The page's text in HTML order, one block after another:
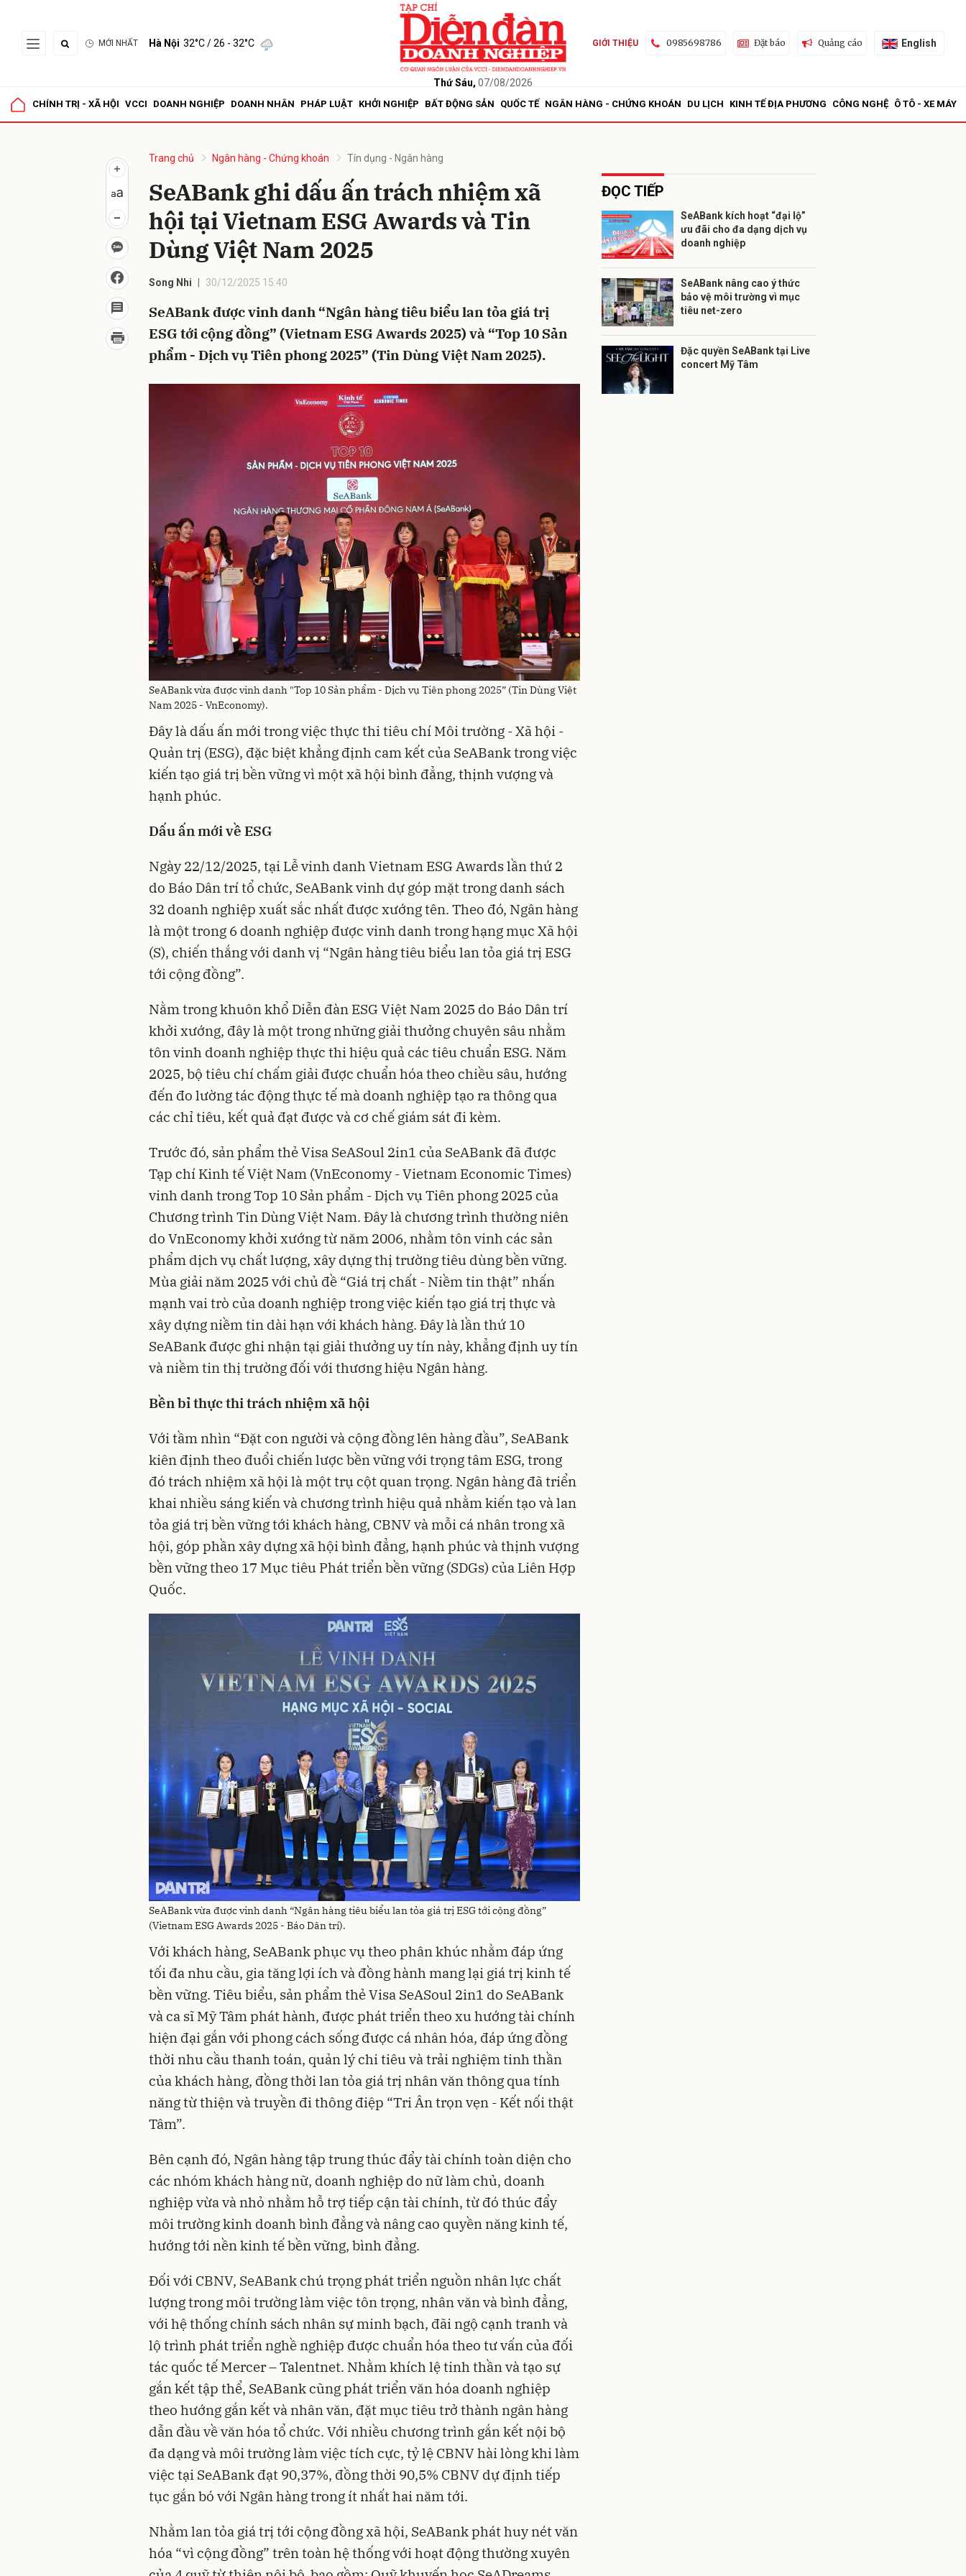
MỚI NHẤT Hà Nội 32°C/ 26 - 32°C
Thứ Sáu, 07/08/2026
GIỚI THIỆU 0985698786 Đặt báo Quảng cáo English
CHÍNH TRỊ - XÃ HỘI VCCI DOANH NGHIỆP DOANH NHÂN PHÁP LUẬT KHỞI NGHIỆP BẤT ĐỘNG SẢN QUỐC TẾ NGÂN HÀNG - CHỨNG KHOÁN DU LỊCH KINH TẾ ĐỊA PHƯƠNG CÔNG NGHỆ Ô TÔ - XE MÁY
Trang chủ Ngân hàng - Chứng khoán Tín dụng - Ngân hàng
SeABank ghi dấu ấn trách nhiệm xã
hội tại Vietnam ESG Awards và Tin
Dùng Việt Nam 2025
Song Nhi 30/12/2025 15:40
SeABank được vinh danh “Ngân hàng tiêu biểu lan tỏa giá trị
ESG tới cộng đồng” (Vietnam ESG Awards 2025) và “Top 10 Sản
phẩm - Dịch vụ Tiên phong 2025” (Tin Dùng Việt Nam 2025).
SeABank vừa được vinh danh "Top 10 Sản phẩm - Dịch vụ Tiên phong 2025” (Tin Dùng Việt
Nam 2025 - VnEconomy).
Đây là dấu ấn mới trong việc thực thi tiêu chí Môi trường - Xã hội -
Quản trị (ESG), đặc biệt khẳng định cam kết của SeABank trong việc
kiến tạo giá trị bền vững vì một xã hội bình đẳng, thịnh vượng và
hạnh phúc.
Dấu ấn mới về ESG
Ngày 22/12/2025, tại Lễ vinh danh Vietnam ESG Awards lần thứ 2
do Báo Dân trí tổ chức, SeABank vinh dự góp mặt trong danh sách
32 doanh nghiệp xuất sắc nhất được xướng tên. Theo đó, Ngân hàng
là một trong 6 doanh nghiệp được vinh danh trong hạng mục Xã hội
(S), chiến thắng với danh vị “Ngân hàng tiêu biểu lan tỏa giá trị ESG
tới cộng đồng”.
Nằm trong khuôn khổ Diễn đàn ESG Việt Nam 2025 do Báo Dân trí
khởi xướng, đây là một trong những giải thưởng chuyên sâu nhằm
tôn vinh doanh nghiệp thực thi hiệu quả các tiêu chuẩn ESG. Năm
2025, bộ tiêu chí chấm giải được chuẩn hóa theo chiều sâu, hướng
đến đo lường tác động thực tế mà doanh nghiệp tạo ra thông qua
các chỉ tiêu, kết quả đạt được và cơ chế giám sát đi kèm.
Trước đó, sản phẩm thẻ Visa SeASoul 2in1 của SeABank đã được
Tạp chí Kinh tế Việt Nam (VnEconomy - Vietnam Economic Times)
vinh danh trong Top 10 Sản phẩm - Dịch vụ Tiên phong 2025 của
Chương trình Tin Dùng Việt Nam. Đây là chương trình thường niên
do VnEconomy khởi xướng từ năm 2006, nhằm tôn vinh các sản
phẩm dịch vụ chất lượng, xây dựng thị trường tiêu dùng bền vững.
Mùa giải năm 2025 với chủ đề “Giá trị chất - Niềm tin thật” nhấn
mạnh vai trò của doanh nghiệp trong việc kiến tạo giá trị thực và
xây dựng niềm tin dài hạn với khách hàng. Đây là lần thứ 10
SeABank được ghi nhận tại giải thưởng uy tín này, khẳng định uy tín
và niềm tin thị trường đối với thương hiệu Ngân hàng.
Bền bỉ thực thi trách nhiệm xã hội
Với tầm nhìn “Đặt con người và cộng đồng lên hàng đầu”, SeABank
kiên định theo đuổi chiến lược bền vững với trọng tâm ESG, trong
đó trách nhiệm xã hội là một trụ cột quan trọng. Ngân hàng đã triển
khai nhiều sáng kiến và chương trình hiệu quả nhằm kiến tạo và lan
tỏa giá trị bền vững tới khách hàng, CBNV và mỗi cá nhân trong xã
hội, góp phần xây dựng xã hội bình đẳng, hạnh phúc và thịnh vượng
bền vững theo 17 Mục tiêu Phát triển bền vững (SDGs) của Liên Hợp
Quốc.
SeABank vừa được vinh danh “Ngân hàng tiêu biểu lan tỏa giá trị ESG tới cộng đồng”
(Vietnam ESG Awards 2025 - Báo Dân trí).
Với khách hàng, SeABank phục vụ theo phân khúc nhằm đáp ứng
tối đa nhu cầu, gia tăng lợi ích và đồng hành mang lại giá trị kinh tế
bền vững. Tiêu biểu, sản phẩm thẻ Visa SeASoul 2in1 do SeABank
và ca sĩ Mỹ Tâm phát hành, được phát triển theo xu hướng tài chính
hiện đại gắn với phong cách sống được cá nhân hóa, đáp ứng đồng
thời nhu cầu thanh toán, quản lý chi tiêu và trải nghiệm tinh thần
của khách hàng, đồng thời lan tỏa giá trị nhân văn thông qua tính
năng từ thiện và truyền đi thông điệp “Tri Ân trọn vẹn - Kết nối thật
Tâm”.
Bên cạnh đó, Ngân hàng tập trung thúc đẩy tài chính toàn diện cho
các nhóm khách hàng nữ, doanh nghiệp do nữ làm chủ, doanh
nghiệp vừa và nhỏ nhằm hỗ trợ tiếp cận tài chính, từ đó thúc đẩy
môi trường kinh doanh bình đẳng và nâng cao quyền năng kinh tế,
hướng tới nền kinh tế bền vững, bình đẳng.
Đối với CBNV, SeABank chú trọng phát triển nguồn nhân lực chất
lượng trong môi trường làm việc tôn trọng, nhân văn và bình đẳng,
với hệ thống chính sách nhân sự minh bạch, đãi ngộ cạnh tranh và
lộ trình phát triển nghề nghiệp được chuẩn hóa theo tư vấn của đối
tác quốc tế Mercer – Talentnet. Nhằm khích lệ tinh thần và tạo sự
gắn kết tập thể, SeABank cũng phát triển văn hóa doanh nghiệp
theo hướng gắn kết và nhân văn, đặt mục tiêu trở thành ngân hàng
dẫn đầu về văn hóa tổ chức. Với nhiều chương trình gắn kết nội bộ
đa dạng và môi trường làm việc tích cực, tỷ lệ CBNV hài lòng khi làm
việc tại SeABank đạt 90,37%, đồng thời 90,5% CBNV dự định tiếp
tục gắn bó với Ngân hàng trong ít nhất hai năm tới.
Nhằm lan tỏa giá trị tới cộng đồng xã hội, SeABank phát huy nét văn
hóa “vì cộng đồng” trên toàn hệ thống với hoạt động thường xuyên
ĐỌC TIẾP
SeABank kích hoạt “đại lộ”
ưu đãi cho đa dạng dịch vụ
doanh nghiệp
SeABank nâng cao ý thức
bảo vệ môi trường vì mục
tiêu net-zero
Đặc quyền SeABank tại Live
concert Mỹ Tâm
Gửi